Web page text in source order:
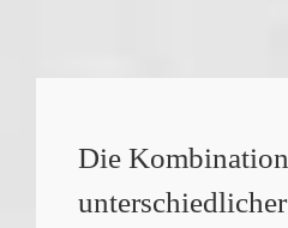
Die Kombination
unterschiedlicher